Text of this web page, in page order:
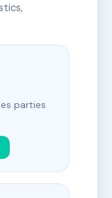
parties